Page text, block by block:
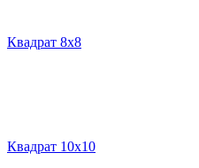
Квадрат 8х8
Квадрат 10х10